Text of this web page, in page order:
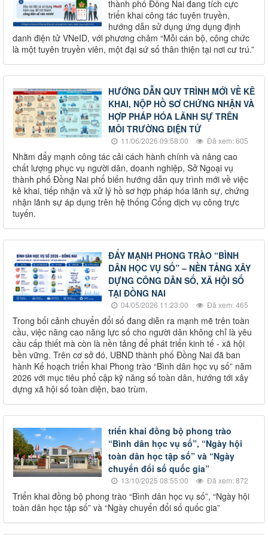
thành phố Đồng Nai đang tích cực
triển khai công tác tuyên truyền,
hướng dẫn sử dụng ứng dụng định
danh điện tử VNeID, với phương châm “Mỗi cán bộ, công chức
là một tuyên truyền viên, một đại sứ số thân thiện tại nơi cư trú.”
HƯỚNG DẪN QUY TRÌNH MỚI VỀ KÊ
KHAI, NỘP HỒ SƠ CHỨNG NHẬN VÀ
HỢP PHÁP HÓA LÃNH SỰ TRÊN
MÔI TRƯỜNG ĐIỆN TỬ
11/06/2026 09:58:00 Đã xem: 605
Nhằm đẩy mạnh công tác cải cách hành chính và nâng cao
chất lượng phục vụ người dân, doanh nghiệp, Sở Ngoại vụ
thành phố Đồng Nai phổ biến hướng dẫn quy trình mới về việc
kê khai, tiếp nhận và xử lý hồ sơ hợp pháp hóa lãnh sự, chứng
nhận lãnh sự áp dụng trên hệ thống Cổng dịch vụ công trực
tuyến.
ĐẨY MẠNH PHONG TRÀO “BÌNH
DÂN HỌC VỤ SỐ” – NỀN TẢNG XÂY
DỰNG CÔNG DÂN SỐ, XÃ HỘI SỐ
TẠI ĐỒNG NAI
04/05/2026 11:23:00 Đã xem: 465
Trong bối cảnh chuyển đổi số đang diễn ra mạnh mẽ trên toàn
cầu, việc nâng cao năng lực số cho người dân không chỉ là yêu
cầu cấp thiết mà còn là nền tảng để phát triển kinh tế - xã hội
bền vững. Trên cơ sở đó, UBND thành phố Đồng Nai đã ban
hành Kế hoạch triển khai Phong trào “Bình dân học vụ số” năm
2026 với mục tiêu phổ cập kỹ năng số toàn dân, hướng tới xây
dựng xã hội số toàn diện, bao trùm.
triển khai đồng bộ phong trào
“Bình dân học vụ số”, “Ngày hội
toàn dân học tập số” và “Ngày
chuyển đổi số quốc gia”
13/10/2025 08:55:00 Đã xem: 872
Triển khai đồng bộ phong trào “Bình dân học vụ số”, “Ngày hội
toàn dân học tập số” và “Ngày chuyển đổi số quốc gia”